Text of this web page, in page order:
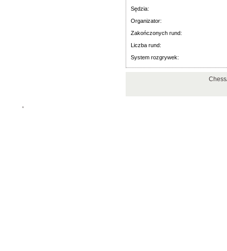
Sędzia:
Organizator:
Zakończonych rund:
Liczba rund:
System rozgrywek:
'